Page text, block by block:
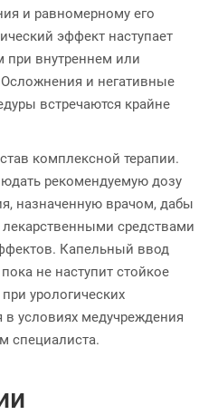
и равномерному его
эффект наступает
при внутреннем или
и негативные
встречаются крайне
комплексной терапии.
рекомендуемую дозу
назначенную врачом, дабы
средствами
Капельный ввод
не наступит стойкое
урологических
в условиях медучреждения
специалиста.